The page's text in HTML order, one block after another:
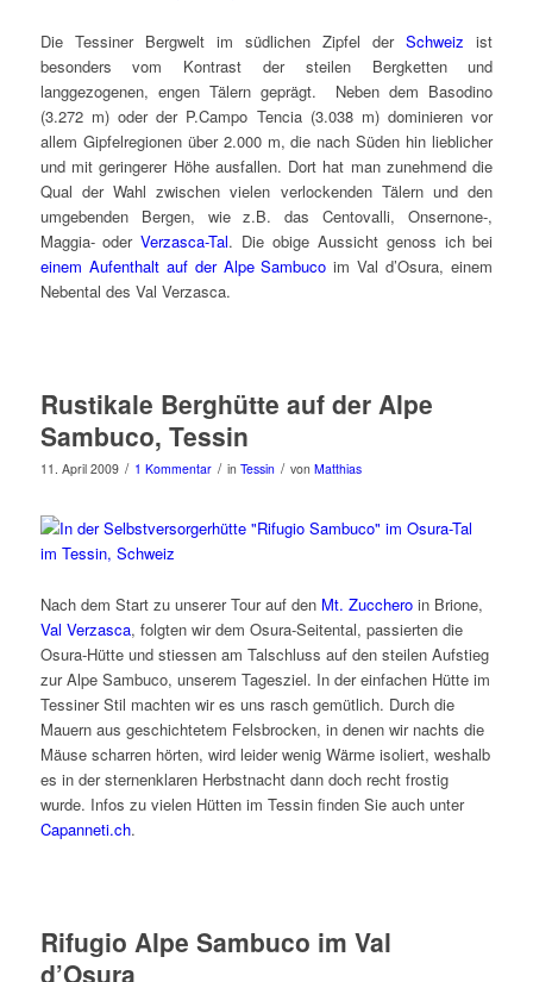
Die Tessiner Bergwelt im südlichen Zipfel derSchweiz ist
besonders vom Kontrast der steilen Bergketten und
langgezogenen, engen Tälern geprägt. Neben dem Basodino
(3.272 m) oder der P.Campo Tencia (3.038 m) dominieren vor
allem Gipfelregionen über 2.000 m, die nach Süden hin lieblicher
und mit geringerer Höhe ausfallen. Dort hat man zunehmend die
Qual der Wahl zwischen vielen verlockenden Tälern und den
umgebenden Bergen, wie z.B. das Centovalli, Onsernone-,
Maggia- oderVerzasca-Tal. Die obige Aussicht genoss ich bei
einem Aufenthalt auf der Alpe Sambuco im Val d’Osura, einem
Nebental des Val Verzasca.
Rustikale Berghütte auf der Alpe
Sambuco, Tessin
11. April 2009 / 1 Kommentar / in Tessin / von Matthias
Nach dem Start zu unserer Tour auf den Mt. Zuccheroin Brione,
Val Verzasca, folgten wir dem Osura-Seitental, passierten die
Osura-Hütte und stiessen am Talschluss auf den steilen Aufstieg
zur Alpe Sambuco, unserem Tagesziel. In der einfachen Hütte im
Tessiner Stil machten wir es uns rasch gemütlich. Durch die
Mauern aus geschichtetem Felsbrocken, in denen wir nachts die
Mäuse scharren hörten, wird leider wenig Wärme isoliert, weshalb
es in der sternenklaren Herbstnacht dann doch recht frostig
wurde. Infos zu vielen Hütten im Tessin finden Sie auch unter
Capanneti.ch.
Rifugio Alpe Sambuco im Val
d’Osura